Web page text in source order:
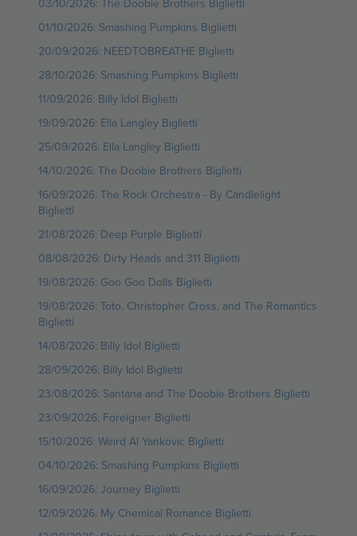
03/10/2026: The Doobie Brothers Biglietti
01/10/2026: Smashing Pumpkins Biglietti
20/09/2026: NEEDTOBREATHE Biglietti
28/10/2026: Smashing Pumpkins Biglietti
11/09/2026: Billy Idol Biglietti
19/09/2026: Ella Langley Biglietti
25/09/2026: Ella Langley Biglietti
14/10/2026: The Doobie Brothers Biglietti
16/09/2026: The Rock Orchestra - By Candlelight
Biglietti
21/08/2026: Deep Purple Biglietti
08/08/2026: Dirty Heads and 311 Biglietti
19/08/2026: Goo Goo Dolls Biglietti
19/08/2026: Toto, Christopher Cross, and The Romantics
Biglietti
14/08/2026: Billy Idol Biglietti
28/09/2026: Billy Idol Biglietti
23/08/2026: Santana and The Doobie Brothers Biglietti
23/09/2026: Foreigner Biglietti
15/10/2026: Weird Al Yankovic Biglietti
04/10/2026: Smashing Pumpkins Biglietti
16/09/2026: Journey Biglietti
12/09/2026: My Chemical Romance Biglietti